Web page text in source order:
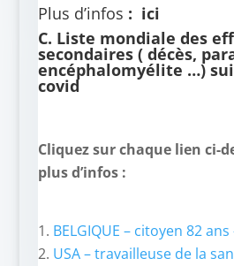
Plus d’infos : ici
C. Liste mondiale des
secondaires ( décès,
encéphalomyélite …)
covid
Cliquez sur chaque lien ci-
plus d’infos :
BELGIQUE – citoyen 82 ans
USA – travailleuse de la